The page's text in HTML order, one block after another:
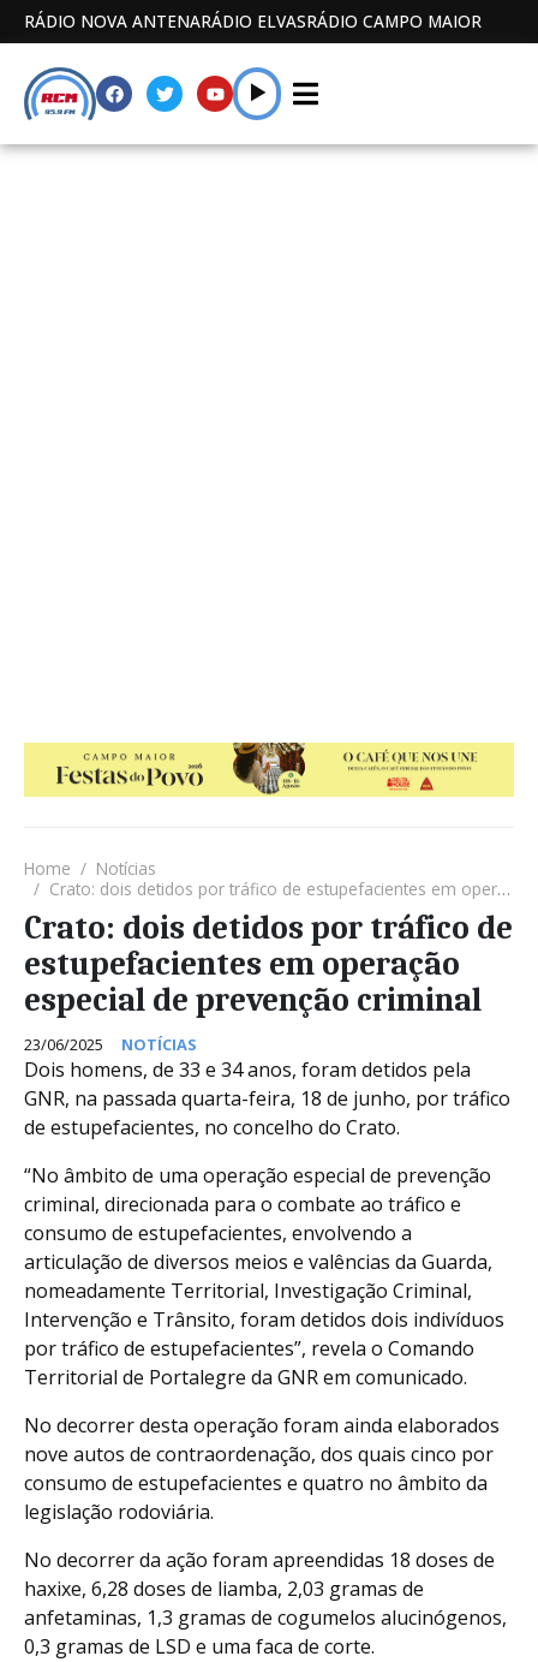
RÁDIO NOVA ANTENARÁDIO ELVASRÁDIO CAMPO MAIOR
Home
Notícias
Crato: dois detidos por tráfico de estupefacientes em operação especial de prevenção criminal
Crato: dois detidos por tráfico de
estupefacientes em operação
especial de prevenção criminal
23/06/2025 NOTÍCIAS
Dois homens, de 33 e 34 anos, foram detidos pela
GNR, na passada quarta-feira, 18 de junho, por tráfico
de estupefacientes, no concelho do Crato.
“No âmbito de uma operação especial de prevenção
criminal, direcionada para o combate ao tráfico e
consumo de estupefacientes, envolvendo a
articulação de diversos meios e valências da Guarda,
nomeadamente Territorial, Investigação Criminal,
Intervenção e Trânsito, foram detidos dois indivíduos
por tráfico de estupefacientes”, revela o Comando
Territorial de Portalegre da GNR em comunicado.
No decorrer desta operação foram ainda elaborados
nove autos de contraordenação, dos quais cinco por
consumo de estupefacientes e quatro no âmbito da
legislação rodoviária.
No decorrer da ação foram apreendidas 18 doses de
haxixe, 6,28 doses de liamba, 2,03 gramas de
anfetaminas, 1,3 gramas de cogumelos alucinógenos,
0,3 gramas de LSD e uma faca de corte.